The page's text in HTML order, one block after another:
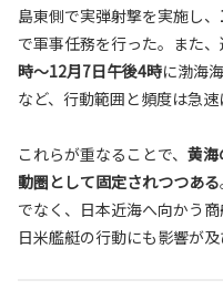
島東側で実弾射撃を実施し、
で軍事任務を行った。また
時〜12月7日午後4時に渤海
など、行動範囲と頻度は急速
これらが重なることで、 黄海
動圏として固定されつつある
でなく、日本近海へ向かう
日米艦艇の行動にも影響が及